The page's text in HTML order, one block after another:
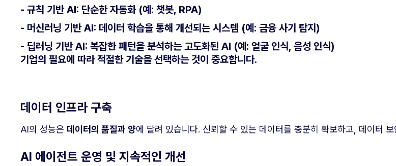
- 규칙 기반 AI: 단순한 자동화 (예: 챗봇, RPA)
- 머신러닝 기반 AI: 데이터 학습을 통해 개선되는 시스템 (예: 금융 사기 탐지)
- 딥러닝 기반 AI: 복잡한 패턴을 분석하는 고도화된 AI (예: 얼굴 인식, 음성 인식)
기업의 필요에 따라 적절한 기술을 선택하는 것이 중요합니다.
데이터 인프라 구축
AI의 성능은 데이터의 품질과 양에 달려 있습니다. 신뢰할 수 있는 데이터를 충분히 확보하고, 데이터
AI 에이전트 운영 및 지속적인 개선